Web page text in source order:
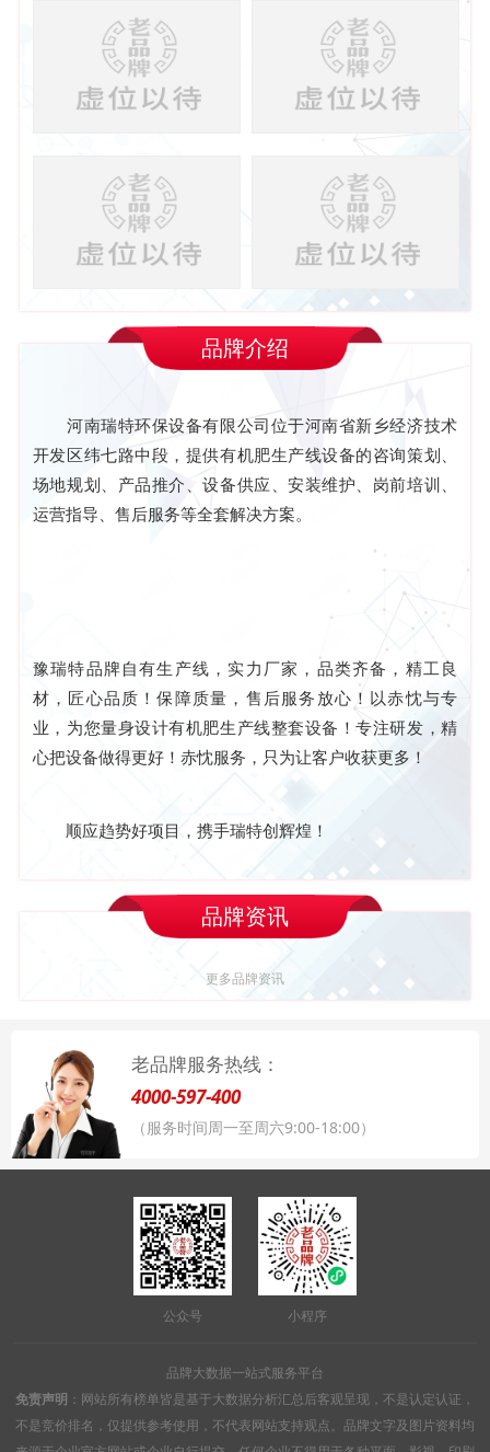
品牌介绍
河南瑞特环保设备有限公司位于河南省新乡经济技术
开发区纬七路中段，提供有机肥生产线设备的咨询策划、
场地规划、产品推介、设备供应、安装维护、岗前培训、
运营指导、售后服务等全套解决方案。
豫瑞特品牌自有生产线，实力厂家，品类齐备，精工良
材，匠心品质！保障质量，售后服务放心！以赤忱与专
业，为您量身设计有机肥生产线整套设备！专注研发，精
心把设备做得更好！赤忱服务，只为让客户收获更多！
顺应趋势好项目，携手瑞特创辉煌！
品牌资讯
更多品牌资讯
老品牌服务热线：
4000-597-400
（服务时间周一至周六9:00-18:00）
公众号 小程序
品牌大数据一站式服务平台
免责声明 ：网站所有榜单皆是基于大数据分析汇总后客观呈现，不是认定认证，
不是竞价排名，仅提供参考使用，不代表网站支持观点。品牌文字及图片资料均